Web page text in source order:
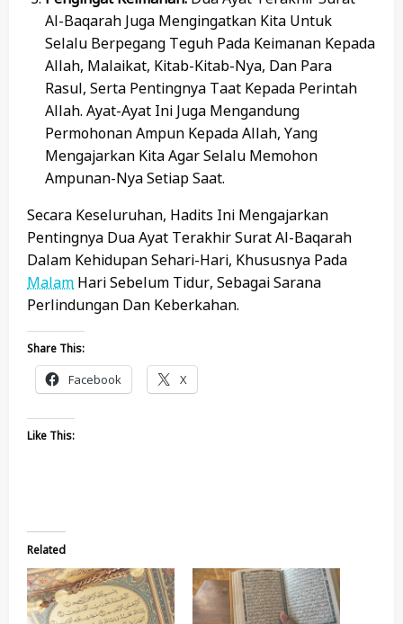
Al-Baqarah Juga Mengingatkan Kita Untuk
Selalu Berpegang Teguh Pada Keimanan Kepada
Allah, Malaikat, Kitab-Kitab-Nya, Dan Para
Rasul, Serta Pentingnya Taat Kepada Perintah
Allah. Ayat-Ayat Ini Juga Mengandung
Permohonan Ampun Kepada Allah, Yang
Mengajarkan Kita Agar Selalu Memohon
Ampunan-Nya Setiap Saat.
Secara Keseluruhan, Hadits Ini Mengajarkan
Pentingnya Dua Ayat Terakhir Surat Al-Baqarah
Dalam Kehidupan Sehari-Hari, Khususnya Pada
Malam Hari Sebelum Tidur, Sebagai Sarana
Perlindungan Dan Keberkahan.
Share This:
Facebook X
Like This:
Related